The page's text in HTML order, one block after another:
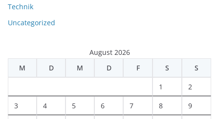
Technik
Uncategorized
August 2026
M
D M D F S S
1 2
3 4 5 6 7 8 9